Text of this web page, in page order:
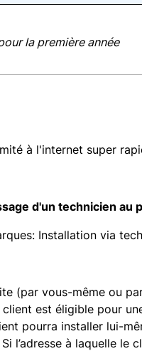
la première année
à l'internet super
d'un technicien au
Installation via
(par vous-même ou
est éligible pour
pourra installer lui-
l’adresse à laquelle le